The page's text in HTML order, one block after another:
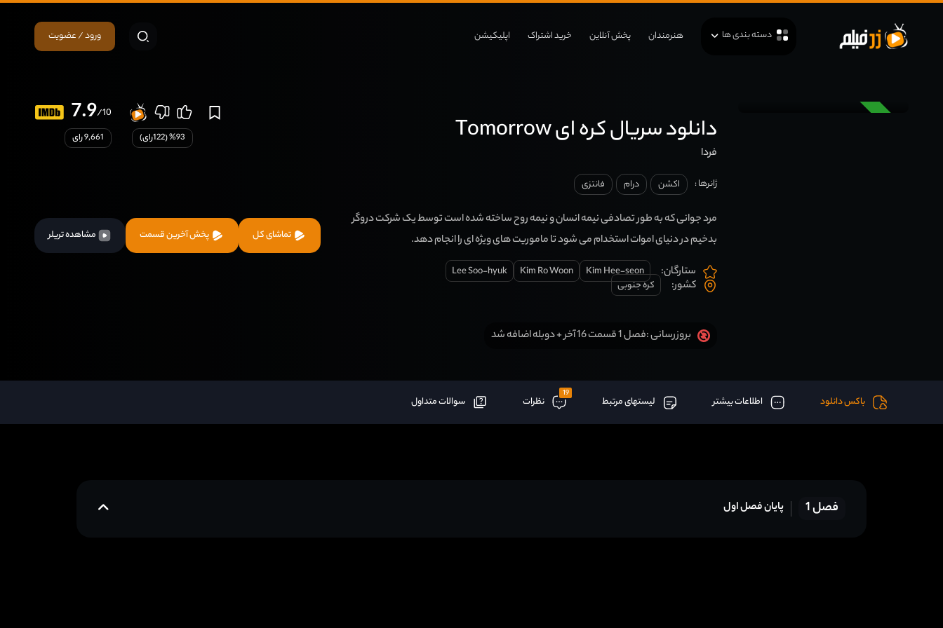
دسته بندی ها هنرمندان پخش آنلاین خرید اشتراک اپلیکیشن ورود / عضویت
دانلود سریال کره ای Tomorrow
فردا
ژانرها : اکشن درام فانتزی
مرد جوانی که به طور تصادفی نیمه انسان و نیمه روح ساخته شده است توسط یک شرکت دروگر
بدخیم در دنیای اموات استخدام می شود تا ماموریت های ویژه ای را انجام دهد.
ستارگان:
Kim Hee-seon
Kim Ro Woon
Lee Soo-hyuk
کشور: کره جنوبی
بروزرسانی :فصل 1 قسمت 16 آخر + دوبله اضافه شد
7.9/10
9,661 رای 93
% (
122رای)
تماشای کل پخش آخرین قسمت مشاهده تریلر
باکس دانلود اطلاعات بیشتر لیستهای مرتبط
19
نظرات سوالات متداول
فصل 1 پایان فصل اول